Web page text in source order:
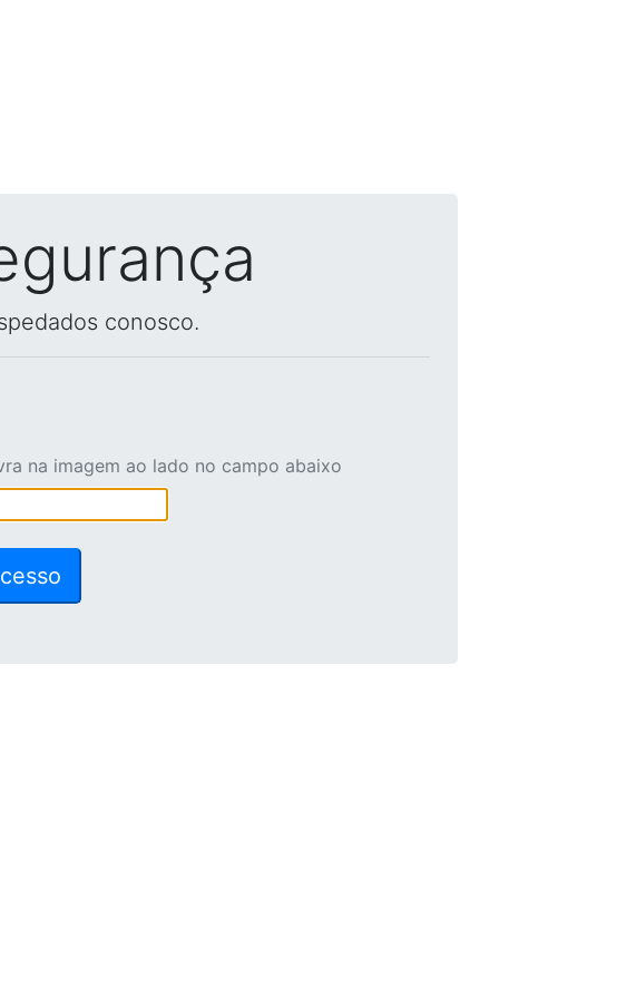
conosco.
na imagem ao lado no campo abaixo